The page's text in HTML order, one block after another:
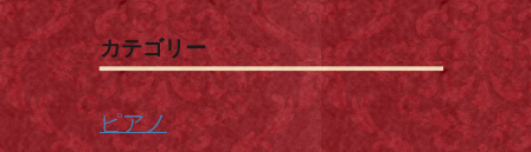
カテゴリー
ピアノ